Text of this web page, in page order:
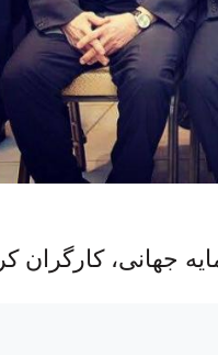
جهانی، کارگران